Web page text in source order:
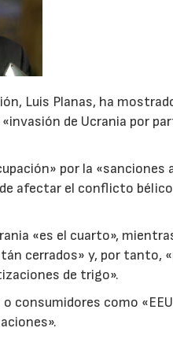
Luis Planas, ha
de Ucrania por
por la «sanciones
afectar el conflicto
«es el cuarto»,
cerrados» y, por tanto,
de trigo».
consumidores como